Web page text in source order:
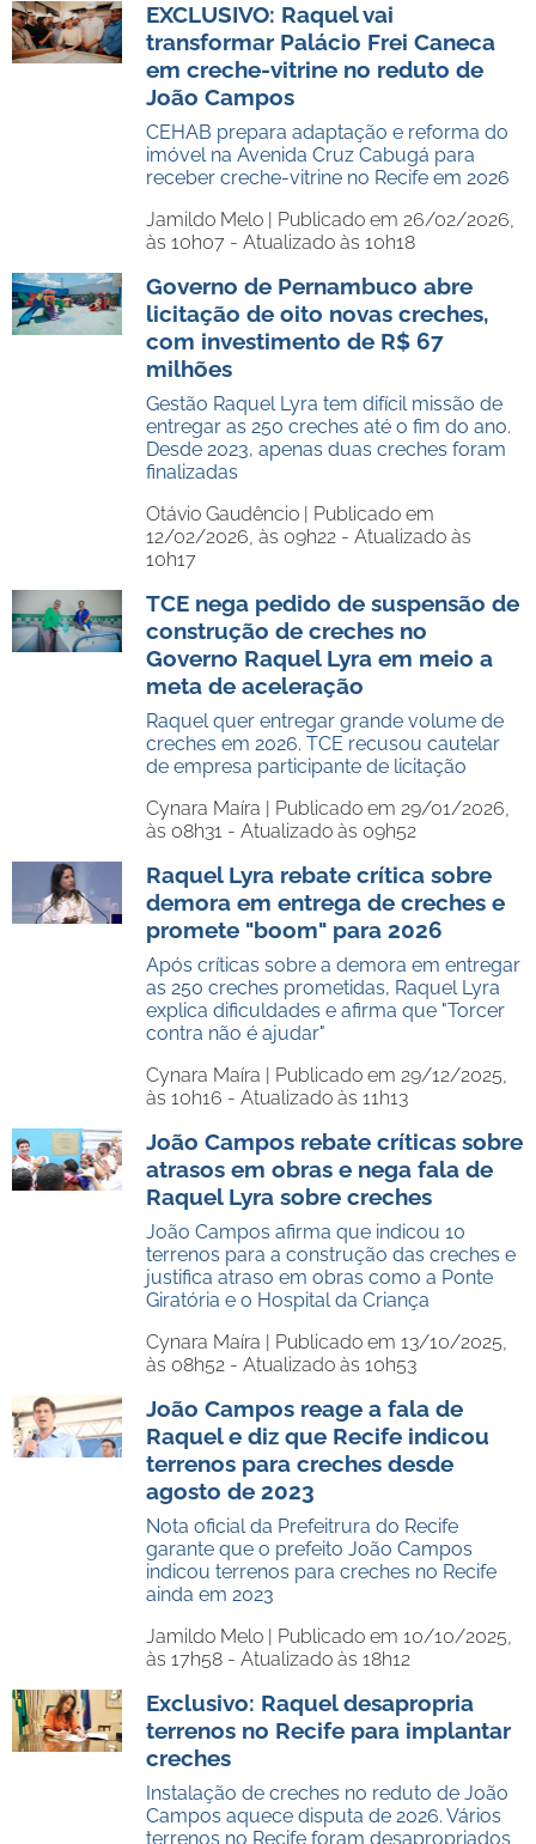
EXCLUSIVO: Raquel vai
transformar Palácio Frei Caneca
em creche-vitrine no reduto de
João Campos
CEHAB prepara adaptação e reforma do
imóvel na Avenida Cruz Cabugá para
receber creche-vitrine no Recife em 2026
Jamildo Melo | Publicado em 26/02/2026,
às 10h07 - Atualizado às 10h18
Governo de Pernambuco abre
licitação de oito novas creches,
com investimento de R$ 67
milhões
Gestão Raquel Lyra tem difícil missão de
entregar as 250 creches até o fim do ano.
Desde 2023, apenas duas creches foram
finalizadas
Otávio Gaudêncio | Publicado em
12/02/2026, às 09h22 - Atualizado às
10h17
TCE nega pedido de suspensão de
construção de creches no
Governo Raquel Lyra em meio a
meta de aceleração
Raquel quer entregar grande volume de
creches em 2026. TCE recusou cautelar
de empresa participante de licitação
Cynara Maíra | Publicado em 29/01/2026,
às 08h31 - Atualizado às 09h52
Raquel Lyra rebate crítica sobre
demora em entrega de creches e
promete "boom" para 2026
Após críticas sobre a demora em entregar
as 250 creches prometidas, Raquel Lyra
explica dificuldades e afirma que "Torcer
contra não é ajudar"
Cynara Maíra | Publicado em 29/12/2025,
às 10h16 - Atualizado às 11h13
João Campos rebate críticas sobre
atrasos em obras e nega fala de
Raquel Lyra sobre creches
João Campos afirma que indicou 10
terrenos para a construção das creches e
justifica atraso em obras como a Ponte
Giratória e o Hospital da Criança
Cynara Maíra | Publicado em 13/10/2025,
às 08h52 - Atualizado às 10h53
João Campos reage a fala de
Raquel e diz que Recife indicou
terrenos para creches desde
agosto de 2023
Nota oficial da Prefeitrura do Recife
garante que o prefeito João Campos
indicou terrenos para creches no Recife
ainda em 2023
Jamildo Melo | Publicado em 10/10/2025,
às 17h58 - Atualizado às 18h12
Exclusivo: Raquel desapropria
terrenos no Recife para implantar
creches
Instalação de creches no reduto de João
Campos aquece disputa de 2026. Vários
terrenos no Recife foram desapropriados